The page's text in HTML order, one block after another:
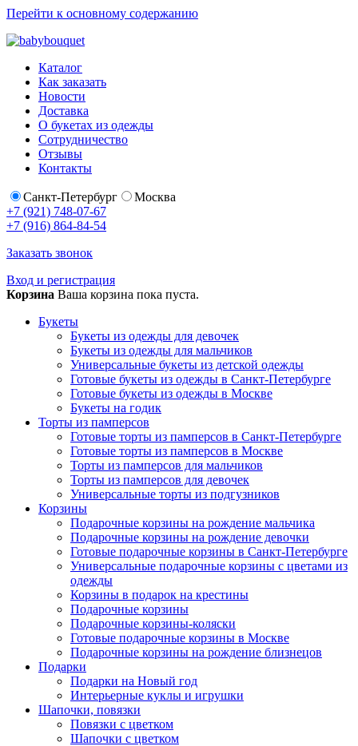
Перейти к основному содержанию
Каталог
Как заказать
Новости
Доставка
О букетах из одежды
Сотрудничество
Отзывы
Контакты
Санкт-Петербург
Москва
+7 (921) 748-07-67
+7 (916) 864-84-54
Заказать звонок
Вход и регистрация
Корзина Ваша корзина пока пуста.
Букеты
Букеты из одежды для девочек
Букеты из одежды для мальчиков
Универсальные букеты из детской одежды
Готовые букеты из одежды в Санкт-Петербурге
Готовые букеты из одежды в Москве
Букеты на годик
Торты из памперсов
Готовые торты из памперсов в Санкт-Петербурге
Готовые торты из памперсов в Москве
Торты из памперсов для мальчиков
Торты из памперсов для девочек
Универсальные торты из подгузников
Корзины
Подарочные корзины на рождение мальчика
Подарочные корзины на рождение девочки
Готовые подарочные корзины в Санкт-Петербурге
Универсальные подарочные корзины с цветами из
одежды
Корзины в подарок на крестины
Подарочные корзины
Подарочные корзины-коляски
Готовые подарочные корзины в Москве
Подарочные корзины на рождение близнецов
Подарки
Подарки на Новый год
Интерьерные куклы и игрушки
Шапочки, повязки
Повязки с цветком
Шапочки с цветком